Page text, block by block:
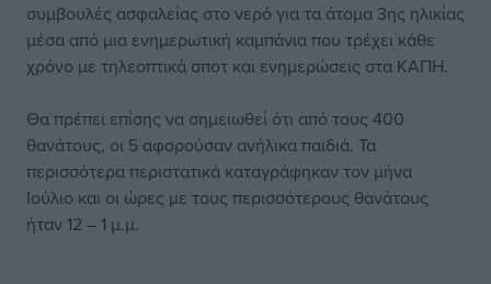
συμβουλές ασφαλείας στο νερό για τα άτομα 3ης ηλικίας
μέσα από μια ενημερωτική καμπάνια που τρέχει κάθε
χρόνο με τηλεοπτικά σποτ και ενημερώσεις στα ΚΑΠΗ.
Θα πρέπει επίσης να σημειωθεί ότι από τους 400
θανάτους, οι 5 αφορούσαν ανήλικα παιδιά. Τα
περισσότερα περιστατικά καταγράφηκαν τον μήνα
Ιούλιο και οι ώρες με τους περισσότερους θανάτους
ήταν 12 – 1 μ.μ.